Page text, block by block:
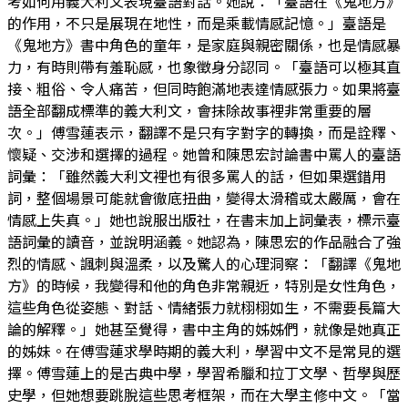
的作用，不只是展現在地性，而是乘載情感記憶。」臺語是
《鬼地方》書中角色的童年，是家庭與親密關係，也是情感暴
力，有時則帶有羞恥感，也象徵身分認同。「臺語可以極其直
接、粗俗、令人痛苦，但同時飽滿地表達情感張力。如果將臺
語全部翻成標準的義大利文，會抹除故事裡非常重要的層
次。」傅雪蓮表示，翻譯不是只有字對字的轉換，而是詮釋、
懷疑、交涉和選擇的過程。她曾和陳思宏討論書中罵人的臺語
詞彙：「雖然義大利文裡也有很多罵人的話，但如果選錯用
詞，整個場景可能就會徹底扭曲，變得太滑稽或太嚴厲，會在
情感上失真。」她也說服出版社，在書末加上詞彙表，標示臺
語詞彙的讀音，並說明涵義。她認為，陳思宏的作品融合了強
烈的情感、諷刺與溫柔，以及驚人的心理洞察：「翻譯《鬼地
方》的時候，我變得和他的角色非常親近，特別是女性角色，
這些角色從姿態、對話、情緒張力就栩栩如生，不需要長篇大
論的解釋。」她甚至覺得，書中主角的姊姊們，就像是她真正
的姊妹。在傅雪蓮求學時期的義大利，學習中文不是常見的選
擇。傅雪蓮上的是古典中學，學習希臘和拉丁文學、哲學與歷
史學，但她想要跳脫這些思考框架，而在大學主修中文。「當